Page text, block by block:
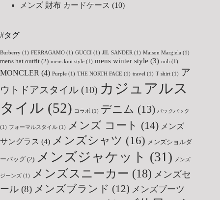
メンズ 財布 カードケース (10)
#タグ
Burberry (1) FERRAGAMO (1) GUCCI (1) JIL SANDER (1) Maison Margiela (1)
mens hat outfit (2) mens knit style (1) mens winter style (3) mili (1)
MONCLER (4) Purple (1) THE NORTH FACE (1) travel (1) T shirt (1) ア
ウトドアスタイル (10) カジュアルス
タイル (52) コラボ (1) デニム (13) バックパック
(1) フォーマルスタイル (1) メンズ コート (14) メンズ
サングラス (4) メンズシャツ (16) メンズショルダ
ーバッグ (2) メンズジャケット (31) メンズ
ジーンズ (1) メンズスニーカー (18) メンズセ
ール (8) メンズブランド (12) メンズブーツ